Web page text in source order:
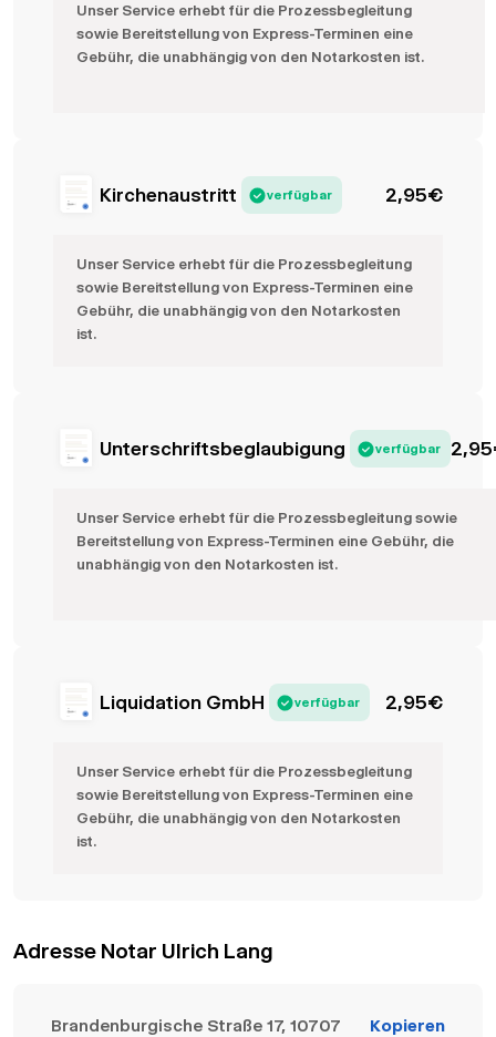
Unser Service erhebt für die Prozessbegleitung
sowie Bereitstellung von Express-Terminen eine
Gebühr, die unabhängig von den Notarkosten ist.
Kirchenaustritt verfügbar 2,95€
Unser Service erhebt für die Prozessbegleitung
sowie Bereitstellung von Express-Terminen eine
Gebühr, die unabhängig von den Notarkosten
ist.
Unterschriftsbeglaubigung verfügbar 2,95
Unser Service erhebt für die Prozessbegleitung sowie
Bereitstellung von Express-Terminen eine Gebühr, die
unabhängig von den Notarkosten ist.
Liquidation GmbH verfügbar 2,95€
Unser Service erhebt für die Prozessbegleitung
sowie Bereitstellung von Express-Terminen eine
Gebühr, die unabhängig von den Notarkosten
ist.
Adresse Notar Ulrich Lang
Brandenburgische Straße 17, 10707
Kopieren